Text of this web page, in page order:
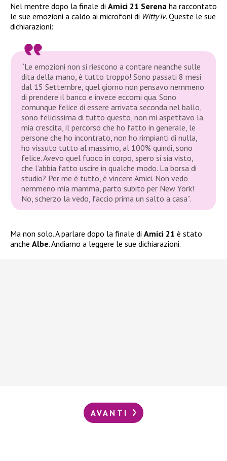
Nel mentre dopo la finale di Amici 21 Serena ha raccontato
le sue emozioni a caldo ai microfoni di WittyTv. Queste le sue
dichiarazioni:
“Le emozioni non si riescono a contare neanche sulle
dita della mano, è tutto troppo! Sono passati 8 mesi
dal 15 Settembre, quel giorno non pensavo nemmeno
di prendere il banco e invece eccomi qua. Sono
comunque felice di essere arrivata seconda nel ballo,
sono felicissima di tutto questo, non mi aspettavo la
mia crescita, il percorso che ho fatto in generale, le
persone che ho incontrato, non ho rimpianti di nulla,
ho vissuto tutto al massimo, al 100% quindi, sono
felice. Avevo quel fuoco in corpo, spero si sia visto,
che l’abbia fatto uscire in qualche modo. La borsa di
studio? Per me è tutto, è vincere Amici. Non vedo
nemmeno mia mamma, parto subito per New York!
No, scherzo la vedo, faccio prima un salto a casa”.
Ma non solo. A parlare dopo la finale di Amici 21 è stato
anche Albe. Andiamo a leggere le sue dichiarazioni.
AVANTI